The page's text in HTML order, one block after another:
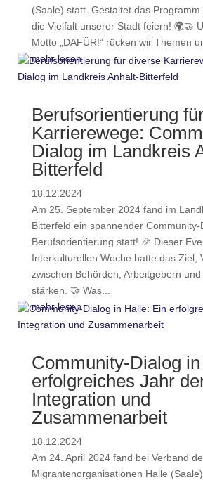
(Saale) statt. Gestaltet das
die Vielfalt unserer Stadt feiern! 🌍🤝
Motto „DAFÜR!“ rücken wir Themen
mehr lesen
Berufsorientierung
Karrierewege:
Dialog im Landkreis
Bitterfeld
18.12.2024
Am 25. September 2024 fand im
Bitterfeld ein spannender Community-
Berufsorientierung statt! 🎉 Dieser
Interkulturellen Woche hatte das Ziel,
zwischen Behörden, Arbeitgebern
stärken. 🤝 Was...
mehr lesen
Community-Dialog
erfolgreiches Jahr
Integration und
Zusammenarbeit
18.12.2024
Am 24. April 2024 fand bei Verband
Migrantenorganisationen Halle